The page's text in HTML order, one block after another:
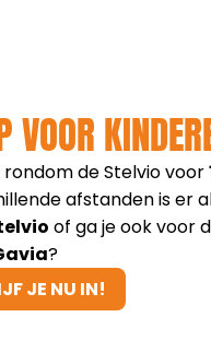
VOOR
rondom de Stelvio voor
afstanden is er
of ga je ook voor
?
JE NU IN!